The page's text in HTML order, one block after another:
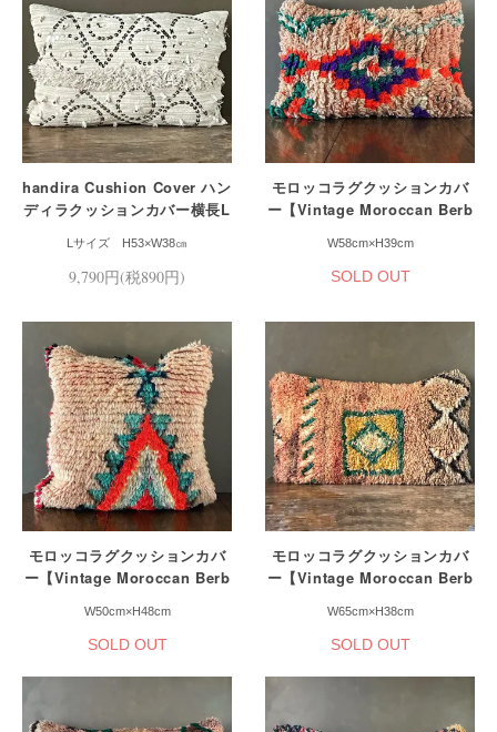
handira Cushion Cover ハン
ディラクッションカバー横長L
Lサイズ H53×W38㎝
9,790円(税890円)
モロッコラグクッションカバ
ー【Vintage Moroccan Berb
W58cm×H39cm
SOLD OUT
モロッコラグクッションカバ
ー【Vintage Moroccan Berb
W50cm×H48cm
SOLD OUT
モロッコラグクッションカバ
ー【Vintage Moroccan Berb
W65cm×H38cm
SOLD OUT